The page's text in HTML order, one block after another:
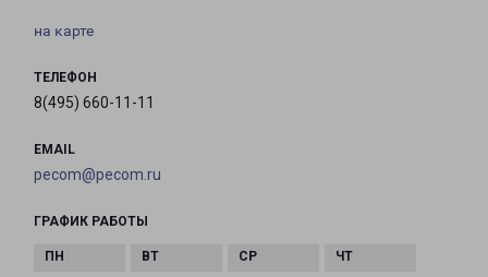
на карте
ТЕЛЕФОН
8(495) 660-11-11
EMAIL
pecom@pecom.ru
ГРАФИК РАБОТЫ